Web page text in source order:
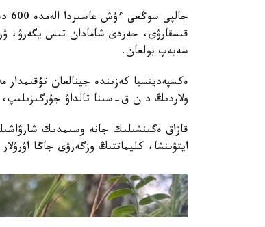
قىسقارۋى، جەردى شامادان تىس يگەرۋ،
سەبەپ بولعان.
ەكسپەديتسيا كەزىندە جينالعان
ولاردىڭ د ن ق-سىنا تالداۋ جۇرگىزىلىپ،
قازاق ەگىنشىلىك جانە وسىمدىك
ايتۋىنشا، كليماتتىڭ وزگەرۋى جاڭا